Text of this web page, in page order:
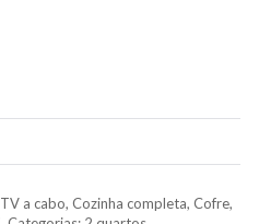
TV a cabo, Cozinha completa, Cofre,